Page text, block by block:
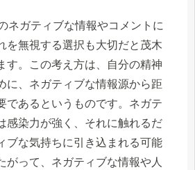
ネガティブな情報やコメントに
を無視する選択も大切だと茂木
す。この考え方は、自分の精神
に、ネガティブな情報源から距
であるというものです。ネガテ
感染力が強く、それに触れるだ
ブな気持ちに引き込まれる可能
がって、ネガティブな情報や人